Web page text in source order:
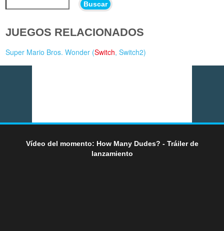
Buscar
JUEGOS RELACIONADOS
Super Mario Bros. Wonder (Switch,Switch2)
Vídeo del momento: How Many Dudes? - Tráiler de
lanzamiento